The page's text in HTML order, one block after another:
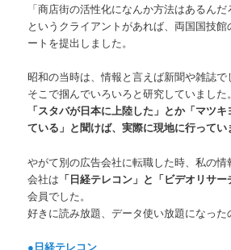
「商店街の活性化になんか方法はあるんだ
というクライアントがあれば、両国国技
ートを提出しました。
昭和の当時は、情報と言えば新聞や雑誌
そこで掴んでいろいろと研究していました。
「スタバが日本に上陸した」とか「マツ
ている」と聞けば、実際に現地に行ってい
やがて別の広告会社に転職した時、私の情
会社は 「日経テレコン」と「ビデオリサ
会員でした。
好きに読み放題、データ使い放題になった
●日経テレコン